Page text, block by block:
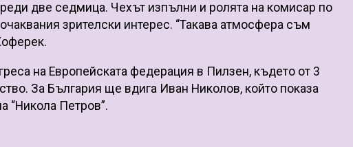
две седмица. Чехът изпълни и ролята на комисар по
зрителски интерес. “Такава атмосфера съм
на Европейската федерация в Пилзен, където от 3
За България ще вдига Иван Николов, който показа
“Никола Петров”.